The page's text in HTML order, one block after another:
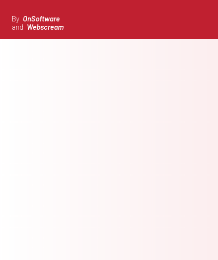
By OnSoftware
and Webscream